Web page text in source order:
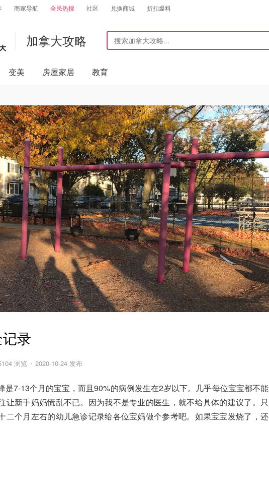
商家导航 全民热搜 社区 兑换商城 折扣爆料
加拿大攻略
变美 房屋家居 教育
录
浏览 2020-10-24 发布
是7-13个月的宝宝，而且90%的病例发生在2岁以下。几乎每位宝宝都不能
让新手妈妈慌乱不已。因为我不是专业的医生，就不给具体的建议了。只
二个月左右的幼儿急诊记录给各位宝妈做个参考吧。如果宝宝发烧了，还